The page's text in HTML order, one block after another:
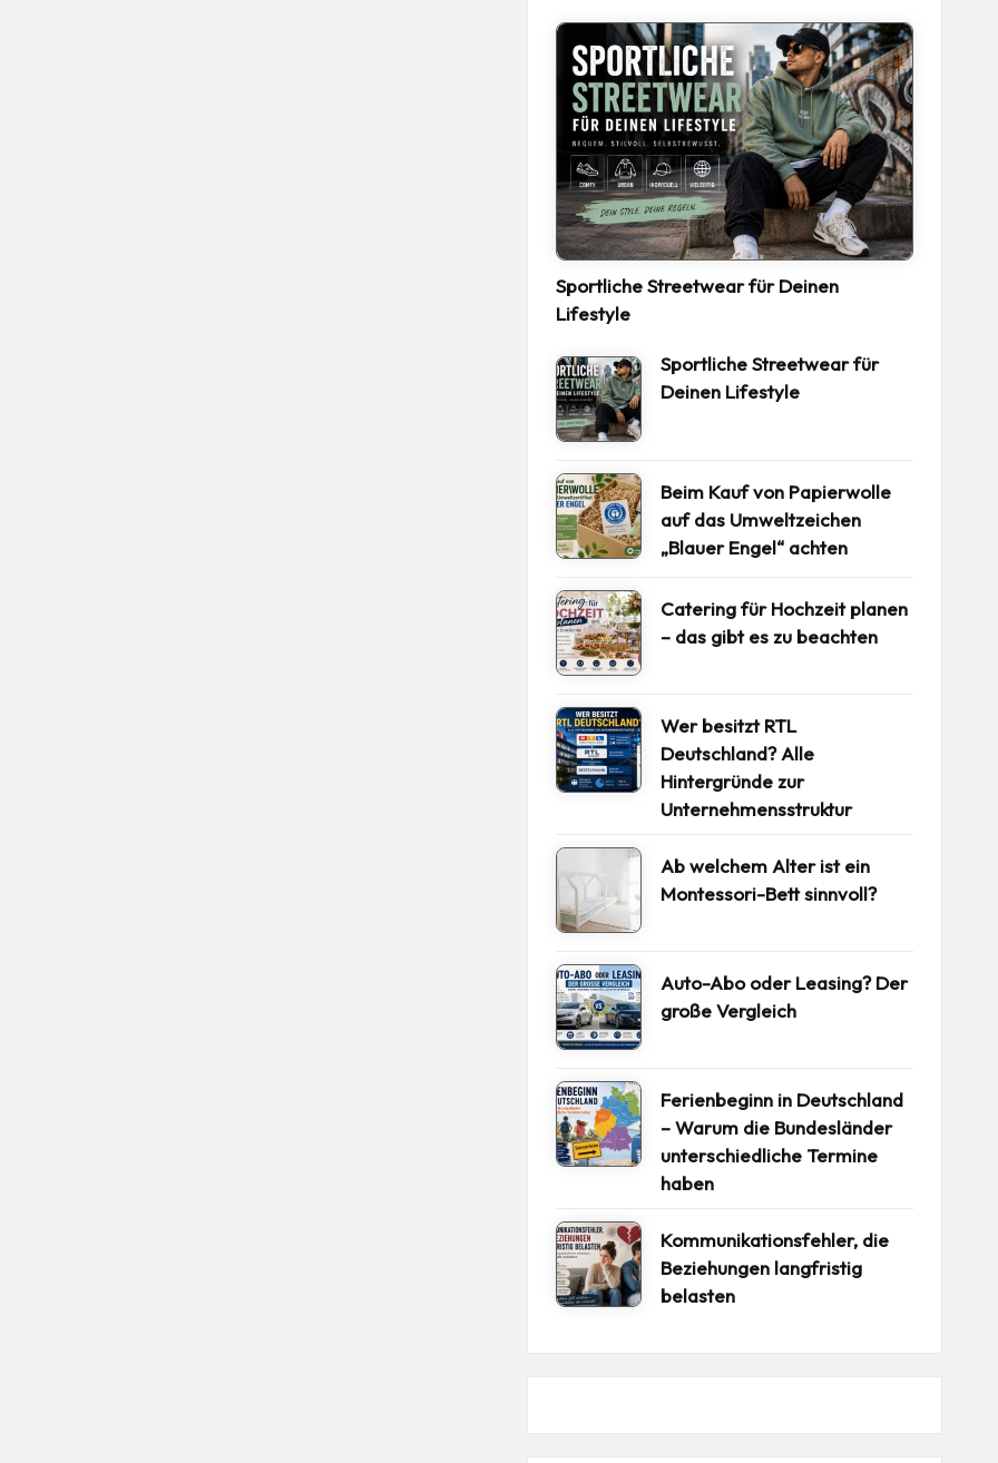
Sportliche Streetwear für Deinen
Lifestyle
Sportliche Streetwear für
Deinen Lifestyle
Beim Kauf von Papierwolle
auf das Umweltzeichen
„Blauer Engel“ achten
Catering für Hochzeit planen
– das gibt es zu beachten
Wer besitzt RTL
Deutschland? Alle
Hintergründe zur
Unternehmensstruktur
Ab welchem Alter ist ein
Montessori-Bett sinnvoll?
Auto-Abo oder Leasing? Der
große Vergleich
Ferienbeginn in Deutschland
– Warum die Bundesländer
unterschiedliche Termine
haben
Kommunikationsfehler, die
Beziehungen langfristig
belasten